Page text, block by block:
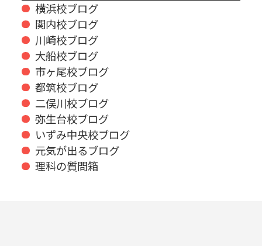
横浜校ブログ
関内校ブログ
川崎校ブログ
大船校ブログ
市ヶ尾校ブログ
都筑校ブログ
二俣川校ブログ
弥生台校ブログ
いずみ中央校ブログ
元気が出るブログ
理科の質問箱